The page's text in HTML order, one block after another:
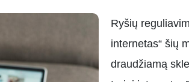
Ryšių
internetas“ šių
draudžiamą